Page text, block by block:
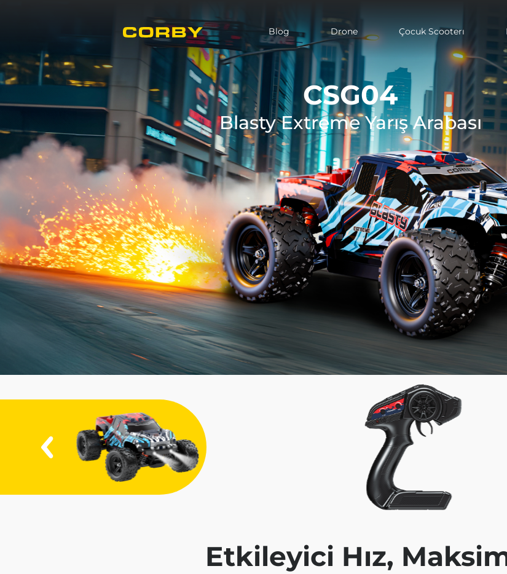
Blog Drone Çocuk Scooterı
CSG04
Blasty Extreme Yarış Arabası
Etkileyici Hız,